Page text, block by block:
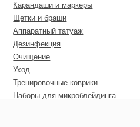
Карандаши и маркеры
Щетки и браши
Аппаратный татуаж
Дезинфекция
Очищение
Уход
Тренировочные коврики
Наборы для микроблейдинга